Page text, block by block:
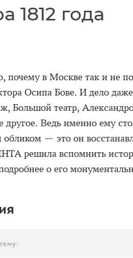
1812 года
почему в Москве так и не
Осипа Бове. И дело
Большой театр,
другое. Ведь именно ему
— это он
решила вспомнить
о его